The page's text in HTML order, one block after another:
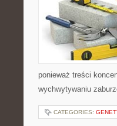
ponieważ treści
wychwytywaniu
CATEGORIES: